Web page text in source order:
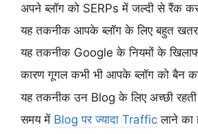
अपने ब्लॉग को SERPs में जल्दी से रैंक
यह तकनीक आपके ब्लॉग के लिए बहुत
यह तकनीक Google के नियमों के
कारण गूगल कभी भी आपके ब्लॉग को बैन
यह तकनीक उन Blog के लिए अच्छी
समय में Blog पर ज्यादा Traffic लाने का